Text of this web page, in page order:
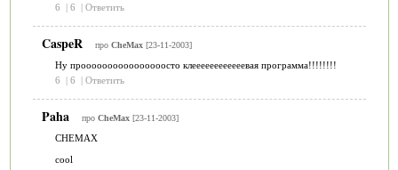
6
| 6 | Ответить
CaspeR про CheMax [23-11-2003]
Ну проооооооооооооооосто клеееееееееееевая программа!!!!!!!!
6
| 6 | Ответить
Paha про CheMax [23-11-2003]
CHEMAX
cool